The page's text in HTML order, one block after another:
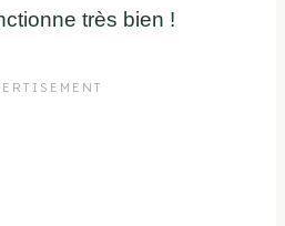
très bien !